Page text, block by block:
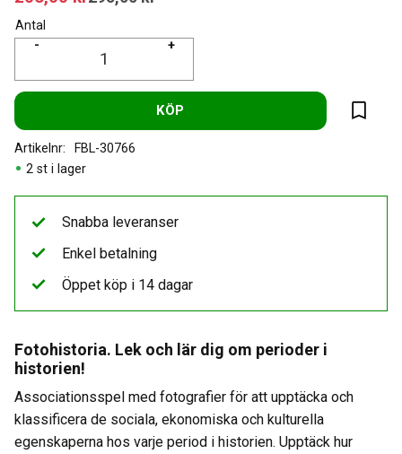
Antal
+
-
KÖP
Lägg
2 st i lager
Artikelnr FBL-30766
Fotohistoria. Lek och lär dig om perioder i
historien!
Associationsspel med fotografier för att upptäcka och
klassificera de sociala, ekonomiska och kulturella
egenskaperna hos varje period i historien. Upptäck hur
Snabba leveranser
Enkel betalning
Öppet köp i 14 dagar